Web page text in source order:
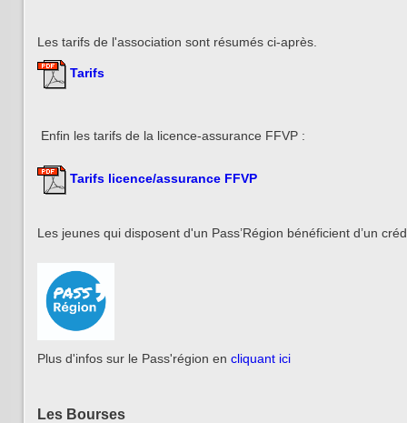
Les tarifs de l'association sont résumés ci-après.
Tarifs
Enfin les tarifs de la licence-assurance FFVP :
Tarifs licence/assurance FFVP
Les jeunes qui disposent d'un Pass’Région bénéficient d’un
Plus d'infos sur le Pass'région en cliquant ici
Les Bourses